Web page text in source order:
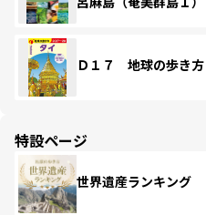
Ｄ１７ 地球の歩き
特設ページ
世界遺産ランキング